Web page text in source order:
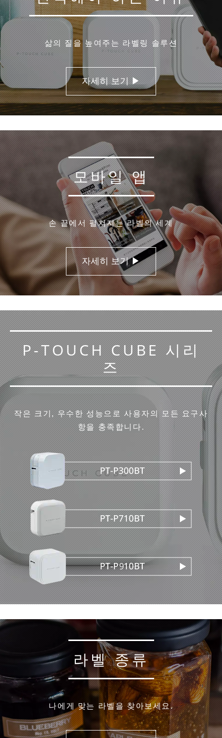
삶의 질을 높여주는 라벨링 솔루션
자세히 보기 ▶
모바일 앱
손 끝에서 펼쳐지는 라벨의 세계
자세히 보기 ▶
P-TOUCH CUBE 시리
즈
작은 크기, 우수한 성능으로 사용자의 모든 요구사
항을 충족합니다.
라벨 종류
나에게 맞는 라벨을 찾아보세요.